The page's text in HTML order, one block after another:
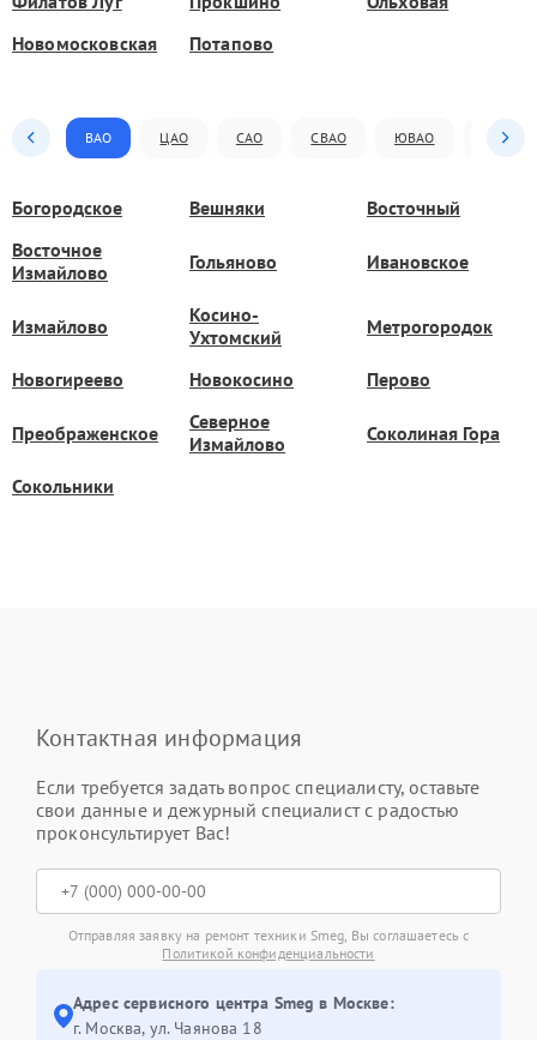
Новомосковская
Потапово
ВАО ЦАО САО СВАО ЮВАО ЮАО
Богородское Вешняки
Восточный
Восточное
Измайлово
Гольяново Ивановское
Измайлово
Косино-
Ухтомский
Метрогородок
Новогиреево Новокосино Перово
Преображенское
Северное
Измайлово
Соколиная Гора
Сокольники
Контактная информация
Если требуется задать вопрос специалисту, оставьте
свои данные и дежурный специалист с радостью
проконсультирует Вас!
Отправляя заявку на ремонт техники Smeg, Вы соглашаетесь с
Политикой конфиденциальности
Адрес сервисного центра Smeg в Москве:
г. Москва, ул. Чаянова 18